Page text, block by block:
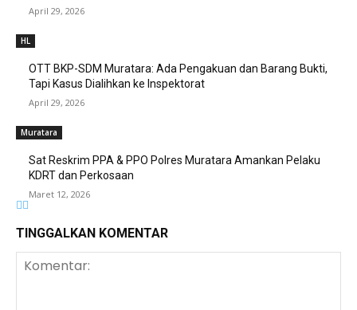
April 29, 2026
HL
OTT BKP-SDM Muratara: Ada Pengakuan dan Barang Bukti,
Tapi Kasus Dialihkan ke Inspektorat
April 29, 2026
Muratara
Sat Reskrim PPA & PPO Polres Muratara Amankan Pelaku
KDRT dan Perkosaan
Maret 12, 2026
TINGGALKAN KOMENTAR